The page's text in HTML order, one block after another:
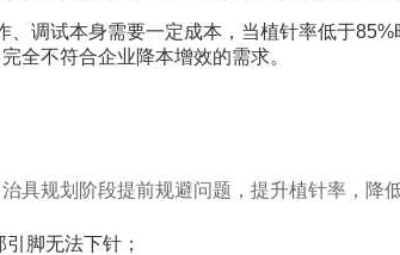
、调试本身需要一定成本，当植针率低于
全不符合企业降本增效的需求。
具规划阶段提前规避问题，提升植针率，降
脚无法下针；